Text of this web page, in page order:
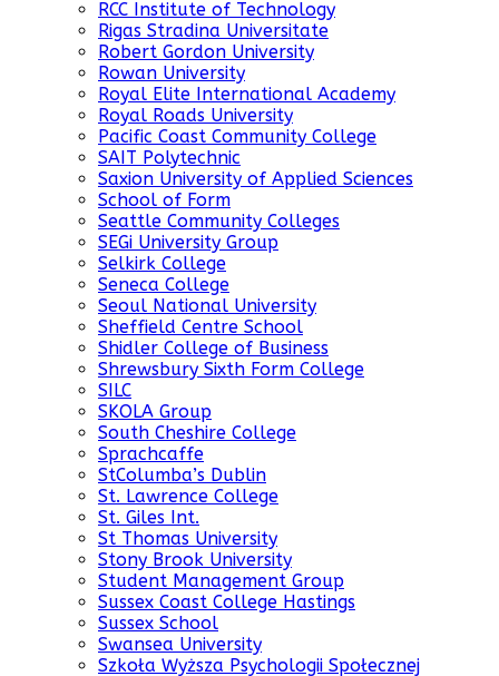
RCC Institute of Technology
Rigas Stradina Universitate
Robert Gordon University
Rowan University
Royal Elite International Academy
Royal Roads University
Pacific Coast Community College
SAIT Polytechnic
Saxion University of Applied Sciences
School of Form
Seattle Community Colleges
SEGi University Group
Selkirk College
Seneca College
Seoul National University
Sheffield Centre School
Shidler College of Business
Shrewsbury Sixth Form College
SILC
SKOLA Group
South Cheshire College
Sprachcaffe
StColumba’s Dublin
St. Lawrence College
St. Giles Int.
St Thomas University
Stony Brook University
Student Management Group
Sussex Coast College Hastings
Sussex School
Swansea University
Szkoła Wyższa Psychologii Społecznej